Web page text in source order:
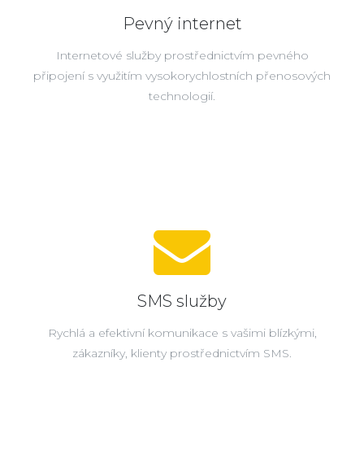
Pevný internet
Internetové služby prostřednictvím pevného
připojení s využitím vysokorychlostních přenosových
technologií.
SMS služby
Rychlá a efektivní komunikace s vašimi blízkými,
zákazníky, klienty prostřednictvím SMS.